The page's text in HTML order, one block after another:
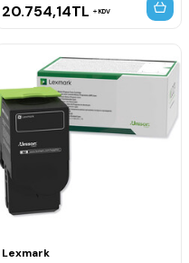
20.754,14TL KDV
Lexmark